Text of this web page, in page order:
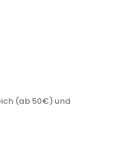
(ab 50€) und